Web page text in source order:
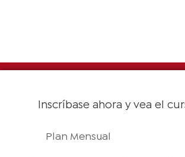
Inscríbase ahora y vea el
Plan Mensual